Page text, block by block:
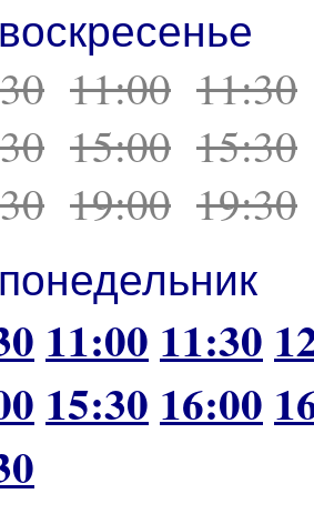
11:00 11:30
15:00 15:30
19:00 19:30
11:00 11:30
15:30 16:00